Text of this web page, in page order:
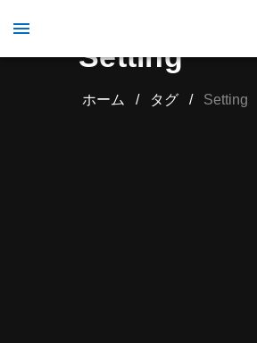
Setting
ホーム / タグ / Setting